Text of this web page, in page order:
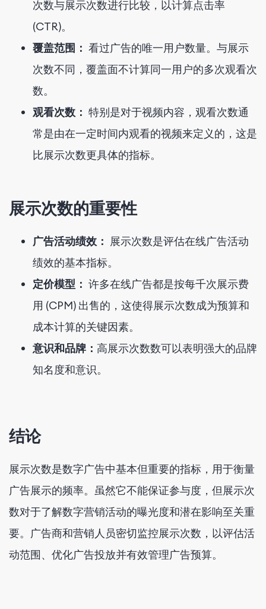
次数与展示次数进行比较，以计算点击率
(CTR)。
覆盖范围： 看过广告的唯一用户数量。与展示
次数不同，覆盖面不计算同一用户的多次观看次
数。
观看次数： 特别是对于视频内容，观看次数通
常是由在一定时间内观看的视频来定义的，这是
比展示次数更具体的指标。
展示次数的重要性
广告活动绩效： 展示次数是评估在线广告活动
绩效的基本指标。
定价模型： 许多在线广告都是按每千次展示费
用 (CPM) 出售的，这使得展示次数成为预算和
成本计算的关键因素。
意识和品牌： 高展示次数数可以表明强大的品牌
知名度和意识。
结论
展示次数是数字广告中基本但重要的指标，用于衡量
广告展示的频率。虽然它不能保证参与度，但展示次
数对于了解数字营销活动的曝光度和潜在影响至关重
要。广告商和营销人员密切监控展示次数，以评估活
动范围、优化广告投放并有效管理广告预算。